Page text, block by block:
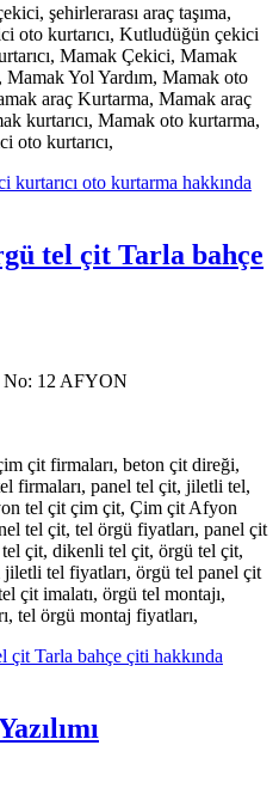
şehirlerarası araç taşıma,
oto kurtarıcı, Kutludüğün çekici
Mamak Çekici, Mamak
Yol Yardım, Mamak oto
araç Kurtarma, Mamak araç
kurtarıcı, Mamak oto kurtarma,
oto kurtarıcı,
oto kurtarma hakkında
tel çit Tarla bahçe
No: 12 AFYON
çit firmaları, beton çit direği,
firmaları, panel tel çit, jiletli tel,
tel çit çim çit, Çim çit Afyon
tel çit, tel örgü fiyatları, panel çit
çit, dikenli tel çit, örgü tel çit,
tel fiyatları, örgü tel panel çit
çit imalatı, örgü tel montajı,
tel örgü montaj fiyatları,
Tarla bahçe çiti hakkında